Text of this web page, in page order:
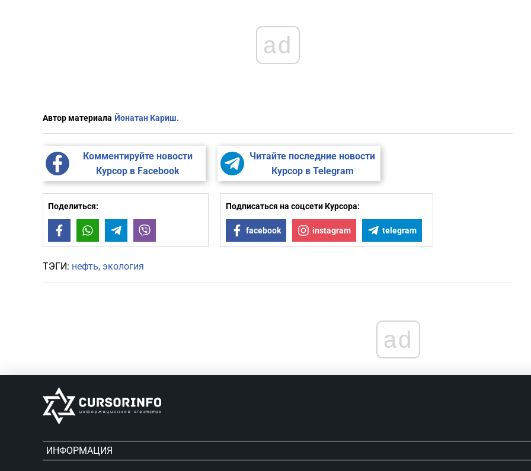
ad
Автор материала Йонатан Кариш.
Комментируйте новости
Курсор в Facebook
Читайте последние новости
Курсор в Telegram
Поделиться:
FacebookWhatsAppTelegram
Подписаться на соцсети Курсора:
facebook instagram telegram
ТЭГИ: нефть экология
ad
ИНФОРМАЦИЯ